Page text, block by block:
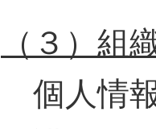
（３）組
個人情